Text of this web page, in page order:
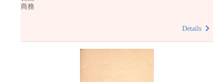
商務
Details